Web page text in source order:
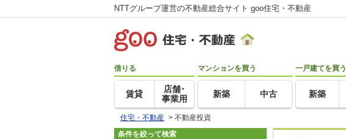
NTTグループ運営の不動産総合サイト goo住宅・不動産
借りる
賃貸
店舗･
事業用
マンションを買う
新築 中古
一戸建てを買う
新築
住宅・不動産 > 不動産投資
条件を絞って検索